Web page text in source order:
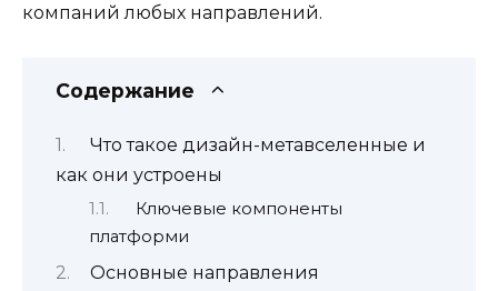
компаний любых направлений.
Содержание
Что такое дизайн-метавселенные и
как они устроены
Ключевые компоненты
платформи
Основные направления